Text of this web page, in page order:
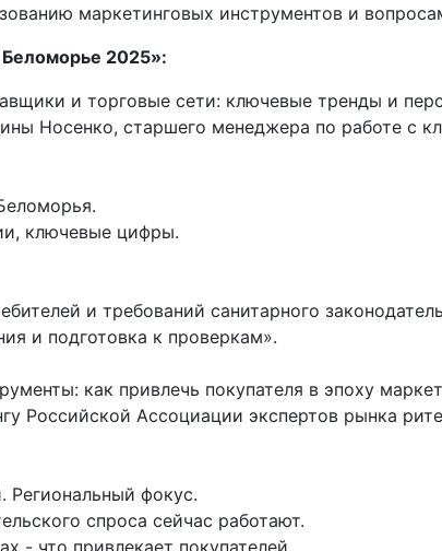
маркетинговых инструментов и
2025»:
и торговые сети: ключевые тренды и
Носенко, старшего менеджера по работе с
ключевые цифры.
и требований санитарного
и подготовка к проверкам».
как привлечь покупателя в эпоху
Российской Ассоциации экспертов рынка
Региональный фокус.
спроса сейчас работают.
- что привлекает покупателей.